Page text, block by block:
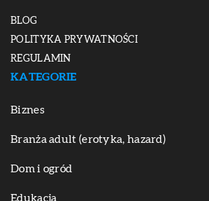
BLOG
POLITYKA PRYWATNOŚCI
REGULAMIN
KATEGORIE
Biznes
Branża adult (erotyka, hazard)
Dom i ogród
Edukacja